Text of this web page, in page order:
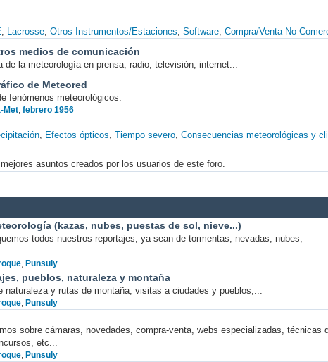
Lacrosse Otros Instrumentos/Estaciones Software Compra/Venta No
medios de comunicación
de la meteorología en prensa, radio, televisión, internet...
de Meteored
fenómenos meteorológicos.
Met, febrero 1956
Efectos ópticos Tiempo severo Consecuencias meteorológicas y
asuntos creados por los usuarios de este foro.
(kazas, nubes, puestas de sol, nieve...)
todos nuestros reportajes, ya sean de tormentas, nevadas, nubes,
, Punsuly
pueblos, naturaleza y montaña
naturaleza y rutas de montaña, visitas a ciudades y pueblos,...
, Punsuly
sobre cámaras, novedades, compra-venta, webs especializadas, técnicas
etc...
, Punsuly